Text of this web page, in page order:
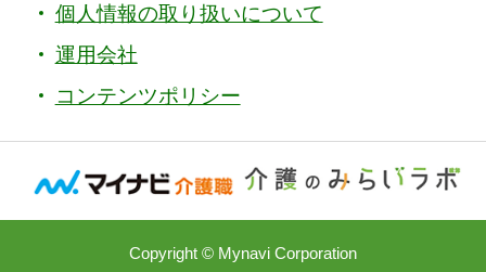
個人情報の取り扱いについて
運用会社
コンテンツポリシー
Copyright © Mynavi Corporation